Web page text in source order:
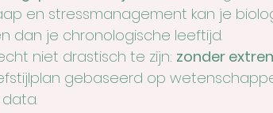
en stressmanagement kan je
dan je chronologische leeftijd.
niet drastisch te zijn: zonder
gebaseerd op